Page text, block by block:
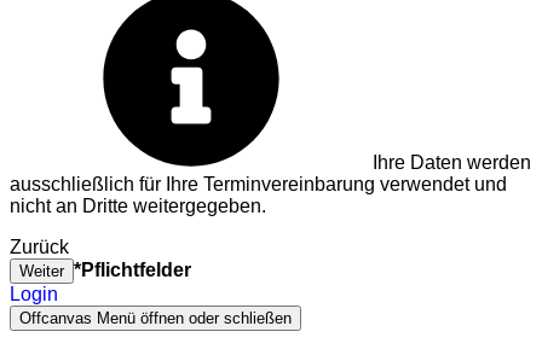
Ihre Daten werden
ausschließlich für Ihre Terminvereinbarung verwendet und
nicht an Dritte weitergegeben.
Zurück
Weiter *Pflichtfelder
Login
Offcanvas Menü öffnen oder schließen